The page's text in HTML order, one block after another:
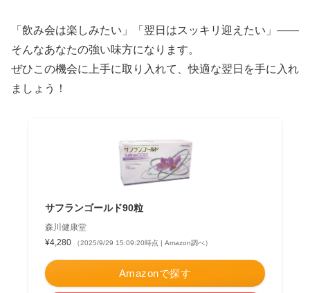
「飲み会は楽しみたい」「翌日はスッキリ迎えたい」――
そんなあなたの強い味方になります。
ぜひこの機会に上手に取り入れて、快適な翌日を手に入れ
ましょう！
サフランゴールド90粒
森川健康堂
¥4,280
（2025/9/29 15:09:20時点 | Amazon調べ）
Amazonで探す